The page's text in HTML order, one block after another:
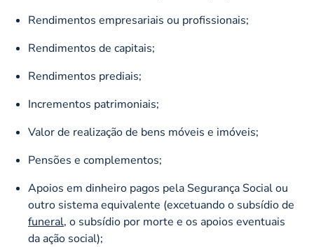
Rendimentos empresariais ou profissionais;
Rendimentos de capitais;
Rendimentos prediais;
Incrementos patrimoniais;
Valor de realização de bens móveis e imóveis;
Pensões e complementos;
Apoios em dinheiro pagos pela Segurança Social ou
outro sistema equivalente (excetuando o subsídio de
funeral, o subsídio por morte e os apoios eventuais
da ação social);